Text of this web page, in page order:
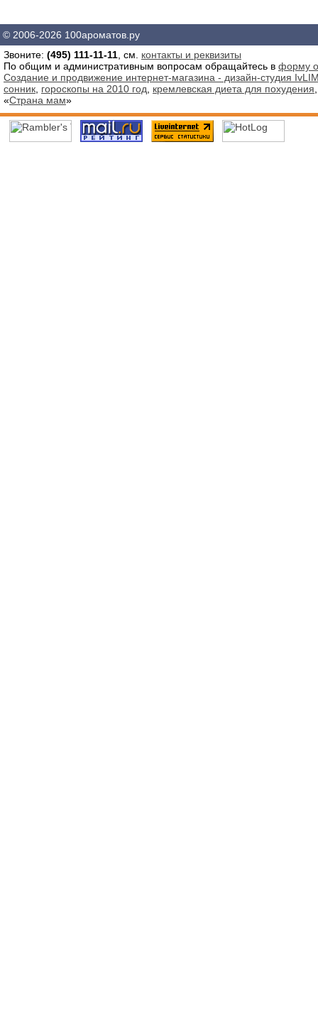
© 2006-2026 100ароматов.ру
Звоните: (495) 111-11-11 , см. контакты и реквизиты
По общим и административным вопросам обращайтесь в форму
Создание и продвижение интернет-магазина - дизайн-студия
сонник гороскопы на 2010 год кремлевская диета для похудения
«Страна мам»